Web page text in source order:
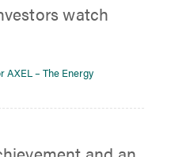
watch
AXEL – The Energy